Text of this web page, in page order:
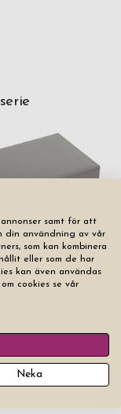
Stackers
3-set Mink
samt för att
din användning av vår
som kan kombinera
eller som de har
kan även användas
cookies se vår
Neka